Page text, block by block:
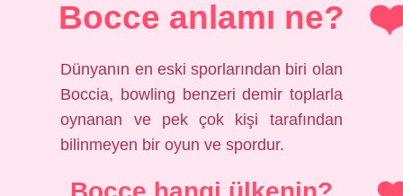
Bocce anlamı ne?
Dünyanın en eski sporlarından biri olan
Boccia, bowling benzeri demir toplarla
oynanan ve pek çok kişi tarafından
bilinmeyen bir oyun ve spordur.